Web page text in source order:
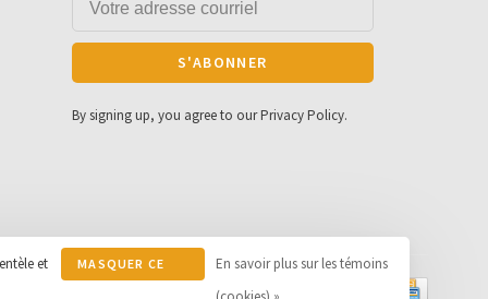
S'ABONNER
By signing up, you agree to our Privacy Policy.
et
MASQUER CE
En savoir plus sur les témoins